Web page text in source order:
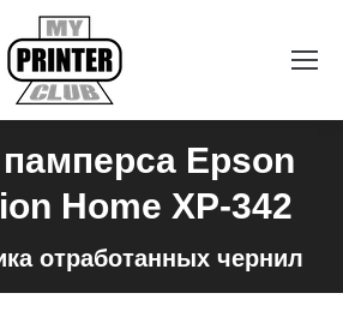
Epson
Home XP-342
отработанных чернил